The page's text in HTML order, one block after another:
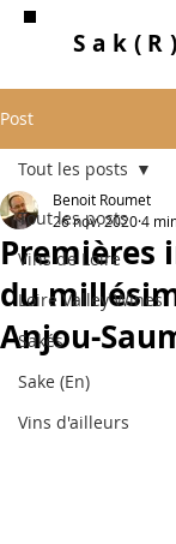
Sak (R)
Post
Tout les posts
Vins de Loire
Loire Valley Wines
Sakés
Sake (En)
Vins d'ailleurs
Tout les posts
Premières
du
Anjou-
Benoit Roumet
26 nov. 20204